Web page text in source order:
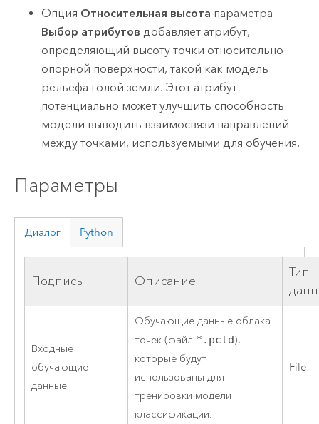
Опция Относительная высота параметра
Выбор атрибутов добавляет атрибут,
определяющий высоту точки относительно
опорной поверхности, такой как модель
рельефа голой земли. Этот атрибут
потенциально может улучшить способность
модели выводить взаимосвязи направлений
между точками, используемыми для обучения.
Параметры
Диалог Python
Подпись Описание
Тип
Входные
обучающие
данные
Обучающие данные облака
точек (файл *.pctd),
которые будут
использованы для
тренировки модели
классификации.
File